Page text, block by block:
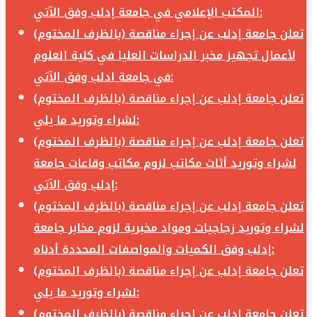
المكتب الإعلامي في جامعة إدلب وفق الآتي:
تعلن جامعة إدلب عن إجراء مناقصة (بالظرف المختوم)
لأعمال تجهيز مخبر الدراسات العليا في كلية العلوم
في جامعة ادلب وفق الآتي:
تعلن جامعة إدلب عن إجراء مناقصة (بالظرف المختوم)
لشراء وتوريد ما يلي:
تعلن جامعة إدلب عن إجراء مناقصة (بالظرف المختوم)
لشراء وتوريد أثاث مكاتب لزوم مكاتب وقاعات جامعة
إدلب وفق الآتي:
تعلن جامعة إدلب عن إجراء مناقصة (بالظرف المختوم)
لشراء وتوريد زجاجيات ومواد مخبرية لزوم مخابر جامعة
إدلب وفق الكميات والمواصفات المحددة أدناه:
تعلن جامعة إدلب عن إجراء مناقصة (بالظرف المختوم)
لشراء وتوريد ما يلي: